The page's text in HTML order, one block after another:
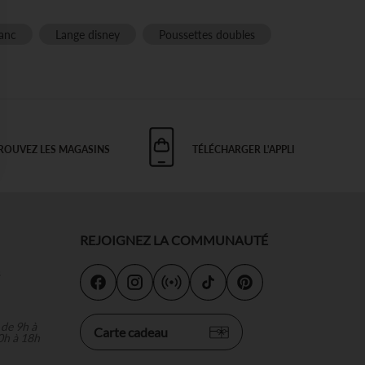
Lange disney
Poussettes doubles
LES MAGASINS TÉLÉCHARGER L'APPLI
9h à
à 18h
REJOIGNEZ LA COMMUNAUTÉ
Carte cadeau